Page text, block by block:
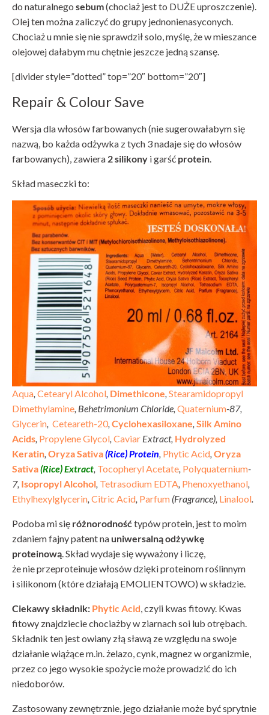
do naturalnego sebum(chociaż jest to DUŻE uproszczenie).
Olej ten można zaliczyć do grupy jednonienasyconych.
Chociaż u mnie się nie sprawdził solo, myślę, że w mieszance
olejowej dałabym mu chętnie jeszcze jedną szansę.
[divider style=”dotted” top=”20″ bottom=”20″]
Repair & Colour Save
Wersja dla włosów farbowanych (nie sugerowałabym się
nazwą, bo każda odżywka z tych 3 nadaje się do włosów
farbowanych), zawiera 2 silikony i garść protein.
Skład maseczki to:
Aqua, Cetearyl Alcohol, Dimethicone, Stearamidopropyl
Dimethylamine, Behetrimonium Chloride, Quaternium-87,
Glycerin, Ceteareth-20, Cyclohexasiloxane, Silk Amino
Acids, Propylene Glycol, Caviar Extract, Hydrolyzed
Keratin, Oryza Sativa(Rice) Protein, Phytic Acid, Oryza
Sativa(Rice) Extract, Tocopheryl Acetate, Polyquaternium-
7, Isopropyl Alcohol, Tetrasodium EDTA, Phenoxyethanol,
Ethylhexylglycerin, Citric Acid, Parfum (Fragrance), Linalool.
Podoba mi się różnorodnośćtypów protein, jest to moim
zdaniem fajny patent na uniwersalną odżywkę
proteinową. Skład wydaje się wyważony i liczę,
że nie przeproteinuje włosów dzięki proteinom roślinnym
i silikonom (które działają EMOLIENTOWO) w składzie.
Ciekawy składnik: Phytic Acid, czyli kwas fitowy. Kwas
fitowy znajdziecie chociażby w ziarnach soi lub otrębach.
Składnik ten jest owiany złą sławą ze względu na swoje
działanie wiążące m.in. żelazo, cynk, magnez w organizmie,
przez co jego wysokie spożycie może prowadzić do ich
niedoborów.
Zastosowany zewnętrznie, jego działanie może być sprytnie